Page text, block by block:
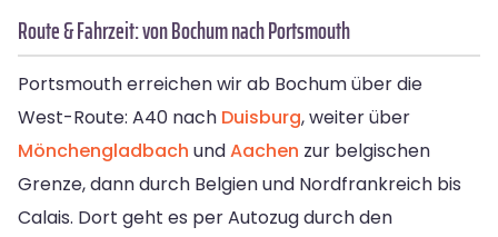
Route & Fahrzeit: von Bochum nach Portsmouth
Portsmouth erreichen wir ab Bochum über die
West-Route: A40 nach Duisburg, weiter über
Mönchengladbach undAachen zur belgischen
Grenze, dann durch Belgien und Nordfrankreich bis
Calais. Dort geht es per Autozug durch den